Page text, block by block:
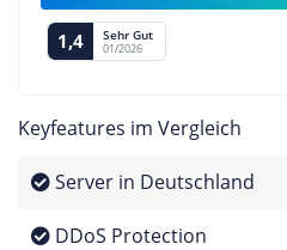
1,4 Sehr Gut
01/2026
Keyfeatures im Vergleich
Server in Deutschland
DDoS Protection